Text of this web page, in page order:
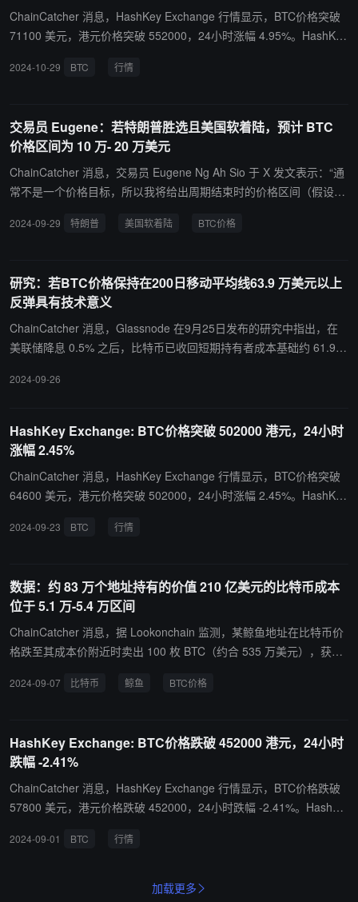
ChainCatcher 消息，HashKey Exchange 行情显示，BTC价格突破
71100 美元，港元价格突破 552000，24小时涨幅 4.95%。HashKey
平台安全方面为虚拟资产交易所定义新的标杆，已获得香港证监会的
2024-10-29 BTC 行情
交易员 Eugene：若特朗普胜选且美国软着陆，预计 BTC
价格区间为 10 万- 20 万美元
ChainCatcher 消息，交易员 Eugene Ng Ah Sio 于 X 发文表示：“通
常不是一个价格目标，所以我将给出周期结束时的价格区间（假设特
TH：4000-6000 美元； SOL：500 - 1000 美元； 加密货币总市
2024-09-29 特朗普 美国软着陆 BTC价格
研究：若BTC价格保持在200日移动平均线63.9 万美元以上
反弹具有技术意义
ChainCatcher 消息，Glassnode 在9月25日发布的研究中指出，在
美联储降息 0.5% 之后，比特币已收回短期持有者成本基础约 61.9
次反弹可能具有技术意义。因为比特币已收回短期持有者成本基础
出一定的韧性，实际损失相对较小，表明对整体上升趋势有信心。永
续期货市场表现出谨慎的情绪复苏，需求逐渐增加，但仍低于强劲牛
2024-09-26
HashKey Exchange: BTC价格突破 502000 港元，24小时
涨幅 2.45%
ChainCatcher 消息，HashKey Exchange 行情显示，BTC价格突破
64600 美元，港元价格突破 502000，24小时涨幅 2.45%。HashKey
平台安全方面为虚拟资产交易所定义新的标杆，已获得香港证监会的
2024-09-23 BTC 行情
数据：约 83 万个地址持有的价值 210 亿美元的比特币成本
位于 5.1 万-5.4 万区间
ChainCatcher 消息，据 Lookonchain 监测，某鲸鱼地址在比特币价
格跌至其成本价附近时卖出 100 枚 BTC（约合 535 万美元），获利
据 IntoTheBlock 数据显示，共有 83.6 万个地址在 51,113 美元至 5
2024-09-07 比特币 鲸鱼 BTC价格
HashKey Exchange: BTC价格跌破 452000 港元，24小时
跌幅 -2.41%
ChainCatcher 消息，HashKey Exchange 行情显示，BTC价格跌破
57800 美元，港元价格跌破 452000，24小时跌幅 -2.41%。HashKe
平台安全方面为虚拟资产交易所定义新的标杆，已获得香港证监会的
2024-09-01 BTC 行情
加载更多